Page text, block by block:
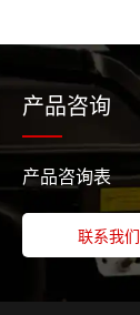
产品咨询
产品咨询表
联系我们